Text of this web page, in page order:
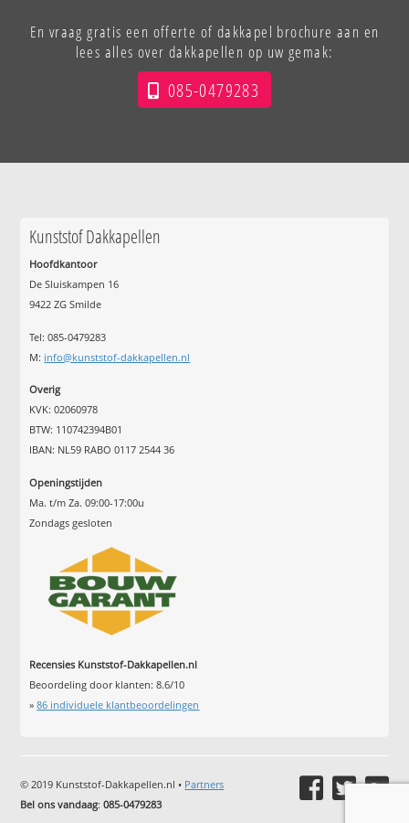
En vraag gratis een offerte of dakkapel brochure aan en
lees alles over dakkapellen op uw gemak:
085-0479283
Kunststof Dakkapellen
Hoofdkantoor
De Sluiskampen 16
9422 ZG Smilde
Tel: 085-0479283
M: info@kunststof-dakkapellen.nl
Overig
KVK: 02060978
BTW: 110742394B01
IBAN: NL59 RABO 0117 2544 36
Openingstijden
Ma. t/m Za. 09:00-17:00u
Zondags gesloten
Recensies Kunststof-Dakkapellen.nl
Beoordeling door klanten:8.6/10
»86 individuele klantbeoordelingen
© 2019 Kunststof-Dakkapellen.nl • Partners
Bel ons vandaag:085-0479283